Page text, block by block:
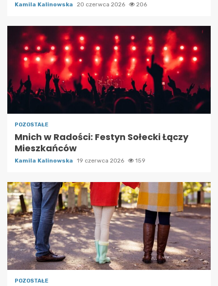
Kamila Kalinowska 20 czerwca 2026 206
POZOSTAŁE
Mnich w Radości: Festyn Sołecki Łączy
Mieszkańców
Kamila Kalinowska 19 czerwca 2026 159
POZOSTAŁE